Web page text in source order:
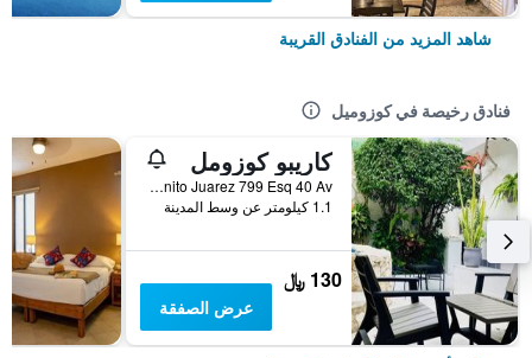
شاهد المزيد من الفنادق القريبة
فنادق رخيصة في كوزوميل
كاريبو كوزومل
Avenida Benito Juarez 799 Esq 40 Av, كوزوميل, ولاية كينتانا رو, المكسيك
1.1 كيلومتر عن وسط المدينة
130 ﷼
عرض الصفقة